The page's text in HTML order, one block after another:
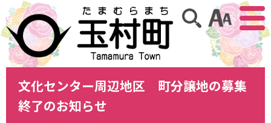
アクセ
サイト内検索
文化センター周辺地区 町分譲地の募集
終了のお知らせ